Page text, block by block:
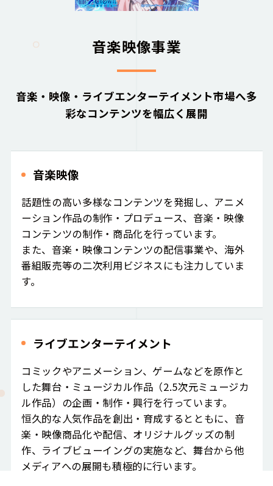
音楽映像事業
音楽・映像・ライブエンターテイメント市場へ多
彩なコンテンツを幅広く展開
音楽映像
話題性の高い多様なコンテンツを発掘し、アニメ
ーション作品の制作・プロデュース、音楽・映像
コンテンツの制作・商品化を行っています。
また、音楽・映像コンテンツの配信事業や、海外
番組販売等の二次利用ビジネスにも注力していま
す。
ライブエンターテイメント
コミックやアニメーション、ゲームなどを原作と
した舞台・ミュージカル作品（2.5次元ミュージカ
ル作品）の企画・制作・興行を行っています。
恒久的な人気作品を創出・育成するとともに、音
楽・映像商品化や配信、オリジナルグッズの制
作、ライブビューイングの実施など、舞台から他
メディアへの展開も積極的に行います。